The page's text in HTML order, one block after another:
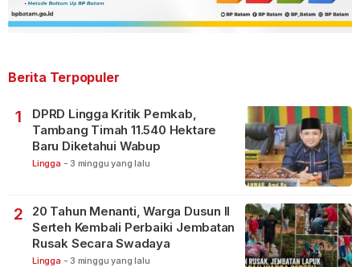
Berita Terpopuler
1
DPRD Lingga Kritik Pemkab,
Tambang Timah 11.540 Hektare
Baru Diketahui Wabup
Lingga - 3 minggu yang lalu
2
20 Tahun Menanti, Warga Dusun II
Serteh Kembali Perbaiki Jembatan
Rusak Secara Swadaya
Lingga - 3 minggu yang lalu